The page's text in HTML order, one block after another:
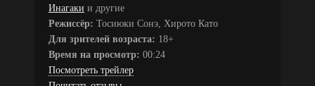
Инагаки и другие
Режиссёр: Тосиюки Сонэ, Хирото Като
Для зрителей возраста: 18+
Время на просмотр: 00:24
Посмотреть трейлер